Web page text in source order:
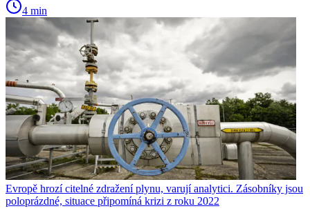
4 min
Evropě hrozí citelné zdražení plynu, varují analytici. Zásobníky jsou
poloprázdné, situace připomíná krizi z roku 2022